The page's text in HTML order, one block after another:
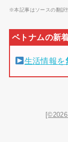
※本記事はソースの翻訳
生活情報を